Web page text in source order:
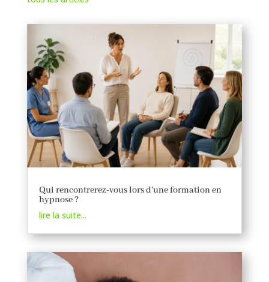
Qui rencontrerez-vous lors d’une formation en
hypnose ?
lire la suite...